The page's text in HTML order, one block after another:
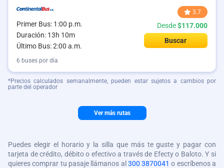
Primer Bus: 1:00 p.m.
Duración: 13h 10m
Último Bus: 2:00 a.m.
3.7
Desde$117.000
Buscar
6 buses por día
*Precios calculados semanalmente, pueden estar sujetos a cambios por
parte del operador
Ver más rutas
Puedes elegir el horario y la silla que más te guste y pagar con
tarjeta de crédito, débito o efectivo a través de Efecty o Baloto. Y si
quieres comprar tu pasaje llámanos al 300 3870041 o escríbenos a